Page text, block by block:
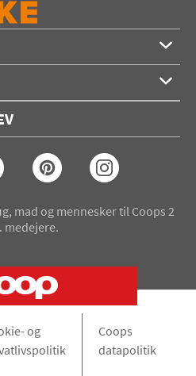
mad og mennesker til Coops 2
medejere.
og
Coops
datapolitik